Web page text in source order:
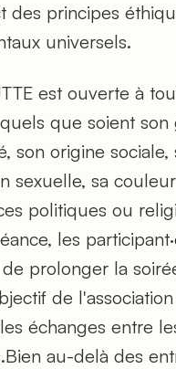
des principes
universels.
est ouverte à
que soient son
son origine sociale,
sexuelle, sa
politiques ou
les
prolonger la
de
échanges entre
au-delà des